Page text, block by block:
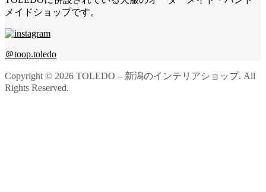
メイドショップです。
＠toop.toledo
Copyright © 2026 TOLEDO – 新潟のインテリアショップ. All
Rights Reserved.